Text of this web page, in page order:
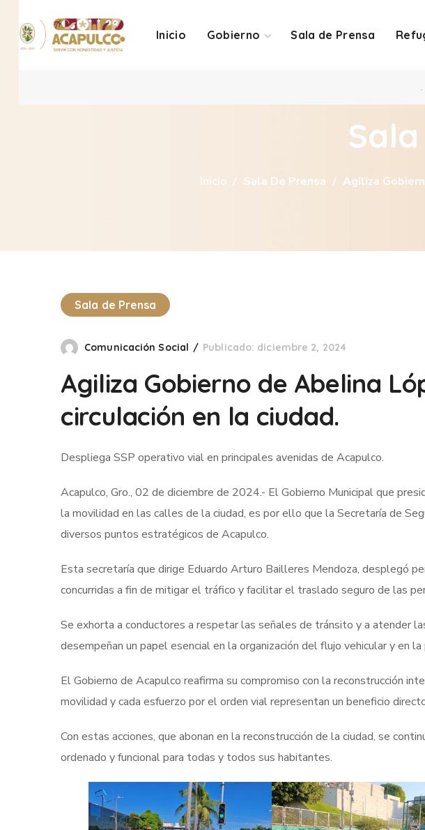
Inicio Gobierno Sala de Prensa
Inicio Sala De Prensa Agiliza
Sala de Prensa
Comunicación Social Publicado: diciembre 2, 2024
Agiliza Gobierno de Abelina
circulación en la ciudad.
Despliega SSP operativo vial en principales avenidas de Acapulco.
Acapulco, Gro., 02 de diciembre de 2024.- El Gobierno Municipal que
la movilidad en las calles de la ciudad, es por ello que la Secretaría de
diversos puntos estratégicos de Acapulco.
Esta secretaría que dirige Eduardo Arturo Bailleres Mendoza, desplegó
concurridas a fin de mitigar el tráfico y facilitar el traslado seguro de las
Se exhorta a conductores a respetar las señales de tránsito y a atender
desempeñan un papel esencial en la organización del flujo vehicular y en
El Gobierno de Acapulco reafirma su compromiso con la reconstrucción
movilidad y cada esfuerzo por el orden vial representan un beneficio
Con estas acciones, que abonan en la reconstrucción de la ciudad, se
ordenado y funcional para todas y todos sus habitantes.